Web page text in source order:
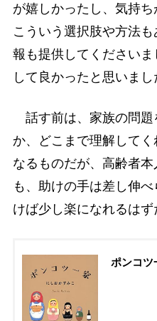
が嬉しかったし、気持ち
こういう選択肢や方法
報も提供してください
して良かったと思いまし
話す前は、家族の問題
か、どこまで理解して
なるものだが、高齢者
も、助けの手は差し伸
けば少し楽になれるはず
ポンコツ